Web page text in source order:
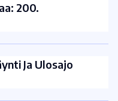
200.
Ja Ulosajo